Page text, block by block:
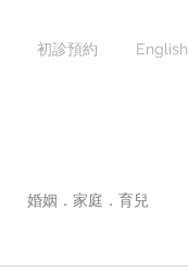
初診預約 English
婚姻．家庭．育兒